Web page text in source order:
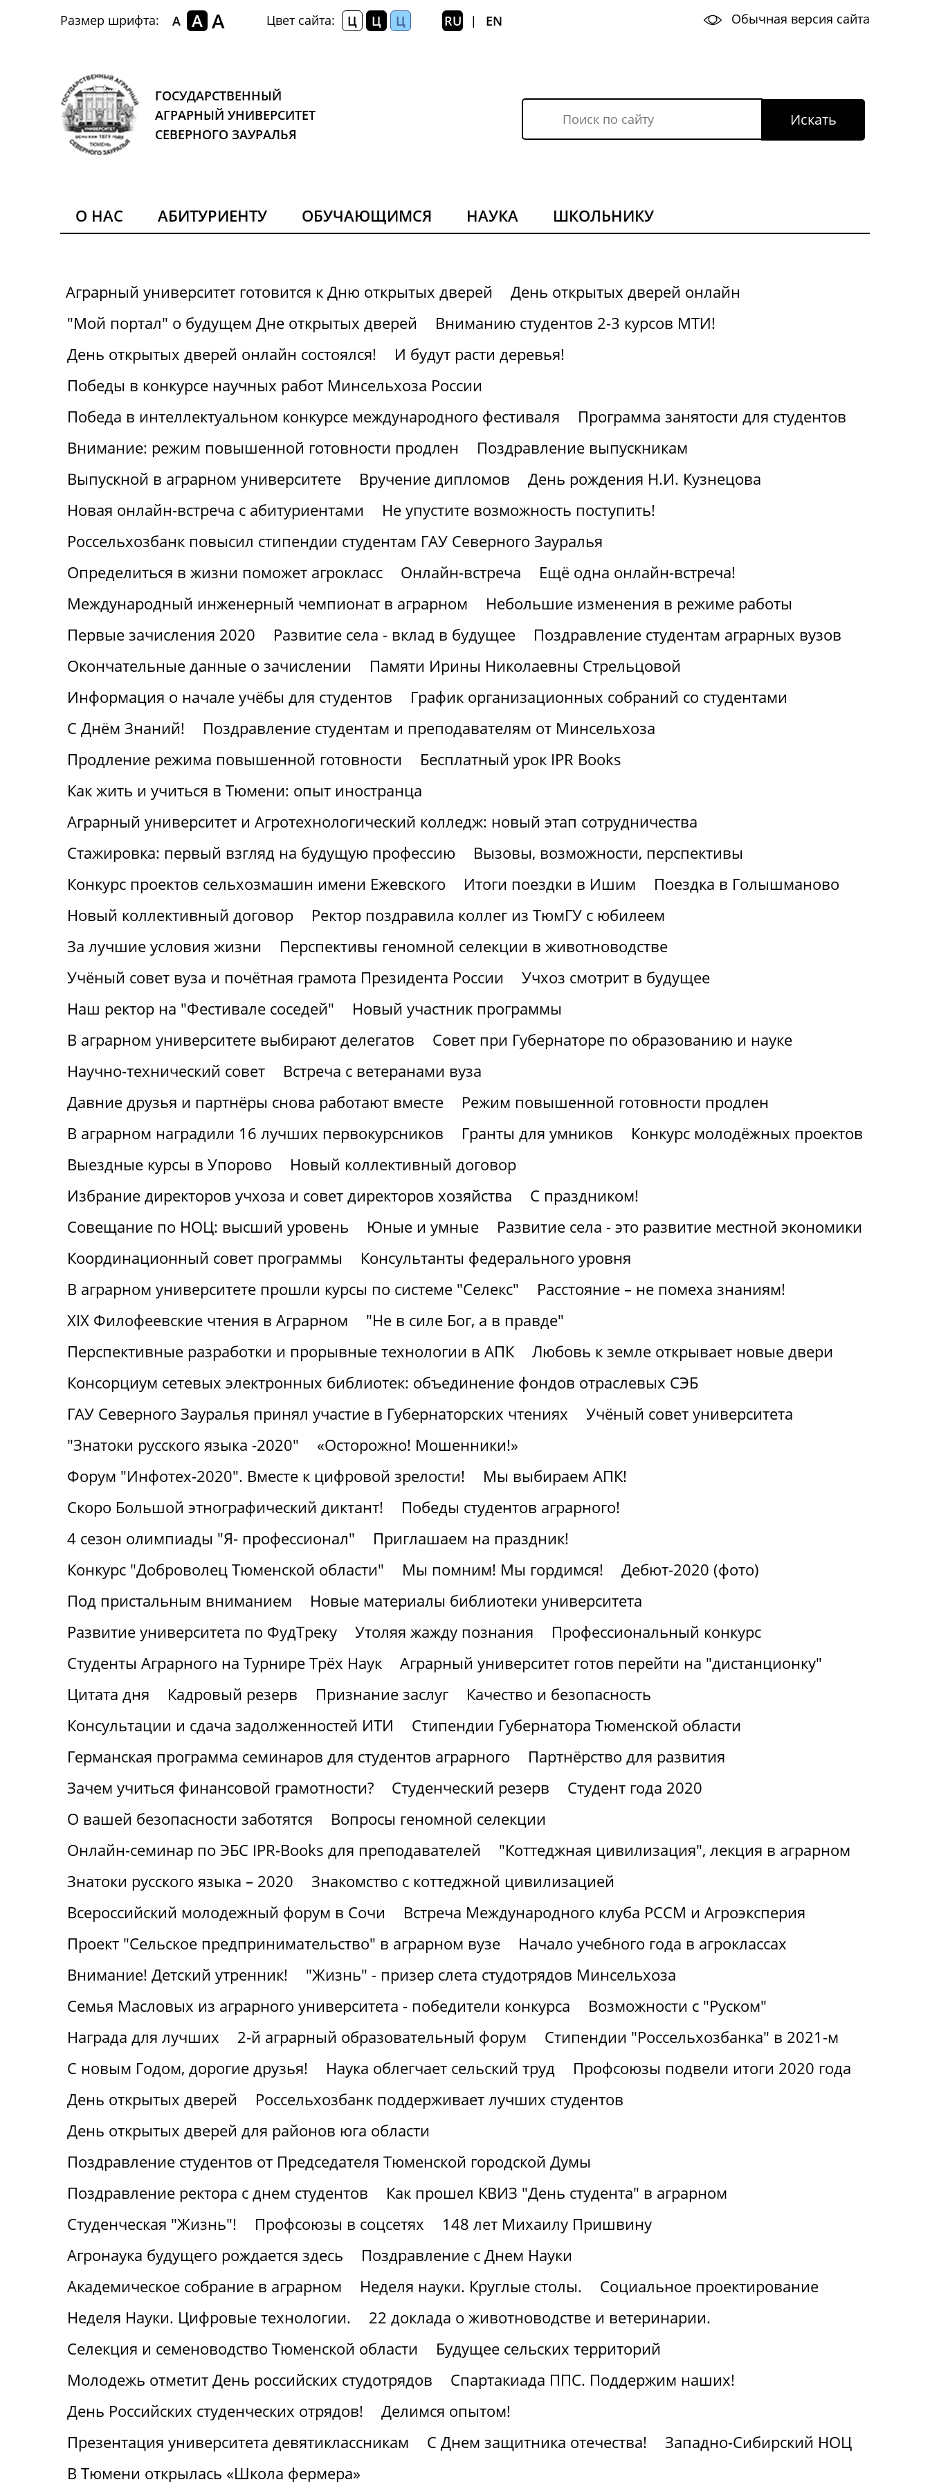
Размер шрифта: A A A Цвет сайта: Ц Ц Ц RU EN Обычная версия сайта
ГОСУДАРСТВЕННЫЙ
АГРАРНЫЙ УНИВЕРСИТЕТ
СЕВЕРНОГО ЗАУРАЛЬЯ
О НАС АБИТУРИЕНТУ ОБУЧАЮЩИМСЯ НАУКА ШКОЛЬНИКУ
Аграрный университет готовится к Дню открытых дверей
День открытых дверей онлайн
"Мой портал" о будущем Дне открытых дверей
Вниманию студентов 2-3 курсов МТИ!
День открытых дверей онлайн состоялся!
И будут расти деревья!
Победы в конкурсе научных работ Минсельхоза России
Победа в интеллектуальном конкурсе международного фестиваля
Программа занятости для студентов
Внимание: режим повышенной готовности продлен
Поздравление выпускникам
Выпускной в аграрном университете
Вручение дипломов
День рождения Н.И. Кузнецова
Новая онлайн-встреча с абитуриентами
Не упустите возможность поступить!
Россельхозбанк повысил стипендии студентам ГАУ Северного Зауралья
Определиться в жизни поможет агрокласс
Онлайн-встреча
Ещё одна онлайн-встреча!
Международный инженерный чемпионат в аграрном
Небольшие изменения в режиме работы
Первые зачисления 2020
Развитие села - вклад в будущее
Поздравление студентам аграрных вузов
Окончательные данные о зачислении
Памяти Ирины Николаевны Стрельцовой
Информация о начале учёбы для студентов
График организационных собраний со студентами
С Днём Знаний!
Поздравление студентам и преподавателям от Минсельхоза
Продление режима повышенной готовности
Бесплатный урок IPR Books
Как жить и учиться в Тюмени: опыт иностранца
Аграрный университет и Агротехнологический колледж: новый этап сотрудничества
Стажировка: первый взгляд на будущую профессию
Вызовы, возможности, перспективы
Конкурс проектов сельхозмашин имени Ежевского
Итоги поездки в Ишим
Поездка в Голышманово
Новый коллективный договор
Ректор поздравила коллег из ТюмГУ с юбилеем
За лучшие условия жизни
Перспективы геномной селекции в животноводстве
Учёный совет вуза и почётная грамота Президента России
Учхоз смотрит в будущее
Наш ректор на "Фестивале соседей"
Новый участник программы
В аграрном университете выбирают делегатов
Совет при Губернаторе по образованию и науке
Научно-технический совет
Встреча с ветеранами вуза
Давние друзья и партнёры снова работают вместе
Режим повышенной готовности продлен
В аграрном наградили 16 лучших первокурсников
Гранты для умников
Конкурс молодёжных проектов
Выездные курсы в Упорово
Новый коллективный договор
Избрание директоров учхоза и совет директоров хозяйства
С праздником!
Совещание по НОЦ: высший уровень
Юные и умные
Развитие села - это развитие местной экономики
Координационный совет программы
Консультанты федерального уровня
В аграрном университете прошли курсы по системе "Селекс"
Расстояние – не помеха знаниям!
XIX Филофеевские чтения в Аграрном
"Не в силе Бог, а в правде"
Перспективные разработки и прорывные технологии в АПК
Любовь к земле открывает новые двери
Консорциум сетевых электронных библиотек: объединение фондов отраслевых СЭБ
ГАУ Северного Зауралья принял участие в Губернаторских чтениях
Учёный совет университета
"Знатоки русского языка -2020"
«Осторожно! Мошенники!»
Форум "Инфотех-2020". Вместе к цифровой зрелости!
Мы выбираем АПК!
Скоро Большой этнографический диктант!
Победы студентов аграрного!
4 сезон олимпиады "Я- профессионал"
Приглашаем на праздник!
Конкурс "Доброволец Тюменской области"
Мы помним! Мы гордимся!
Дебют-2020 (фото)
Под пристальным вниманием
Новые материалы библиотеки университета
Развитие университета по ФудТреку
Утоляя жажду познания
Профессиональный конкурс
Студенты Аграрного на Турнире Трёх Наук
Аграрный университет готов перейти на "дистанционку"
Цитата дня
Кадровый резерв Признание заслуг
Качество и безопасность
Консультации и сдача задолженностей ИТИ
Стипендии Губернатора Тюменской области
Германская программа семинаров для студентов аграрного
Партнёрство для развития
Зачем учиться финансовой грамотности?
Студенческий резерв
Студент года 2020
О вашей безопасности заботятся
Вопросы геномной селекции
Онлайн-семинар по ЭБС IPR-Books для преподавателей
"Коттеджная цивилизация", лекция в аграрном
Знатоки русского языка – 2020
Знакомство с коттеджной цивилизацией
Всероссийский молодежный форум в Сочи
Встреча Международного клуба РССМ и Агроэксперия
Проект "Сельское предпринимательство" в аграрном вузе
Начало учебного года в агроклассах
Внимание! Детский утренник!
"Жизнь" - призер слета студотрядов Минсельхоза
Семья Масловых из аграрного университета - победители конкурса
Возможности с "Руском"
Награда для лучших
2-й аграрный образовательный форум
Стипендии "Россельхозбанка" в 2021-м
С новым Годом, дорогие друзья!
Наука облегчает сельский труд
Профсоюзы подвели итоги 2020 года
День открытых дверей
Россельхозбанк поддерживает лучших студентов
День открытых дверей для районов юга области
Поздравление студентов от Председателя Тюменской городской Думы
Поздравление ректора с днем студентов
Как прошел КВИЗ "День студента" в аграрном
Студенческая "Жизнь"!
Профсоюзы в соцсетях
148 лет Михаилу Пришвину
Агронаука будущего рождается здесь
Поздравление с Днем Науки
Академическое собрание в аграрном
Неделя науки. Круглые столы.
Социальное проектирование
Неделя Науки. Цифровые технологии.
22 доклада о животноводстве и ветеринарии.
Селекция и семеноводство Тюменской области
Будущее сельских территорий
Молодежь отметит День российских студотрядов
Спартакиада ППС. Поддержим наших!
День Российских студенческих отрядов!
Делимся опытом!
Презентация университета девятиклассникам
С Днем защитника отечества!
Западно-Сибирский НОЦ
В Тюмени открылась «Школа фермера»